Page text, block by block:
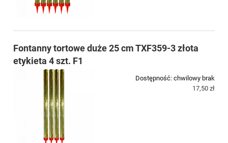
Fontanny tortowe duże 25 cm TXF359-3 złota
etykieta 4 szt. F1
Dostępność: chwilowy brak
17,50 zł